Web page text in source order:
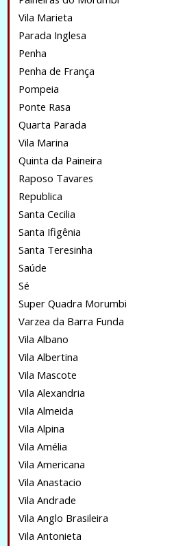
Vila Marieta
Parada Inglesa
Penha
Penha de França
Pompeia
Ponte Rasa
Quarta Parada
Vila Marina
Quinta da Paineira
Raposo Tavares
Republica
Santa Cecilia
Santa Ifigênia
Santa Teresinha
Saúde
Sé
Super Quadra Morumbi
Varzea da Barra Funda
Vila Albano
Vila Albertina
Vila Mascote
Vila Alexandria
Vila Almeida
Vila Alpina
Vila Amélia
Vila Americana
Vila Anastacio
Vila Andrade
Vila Anglo Brasileira
Vila Antonieta